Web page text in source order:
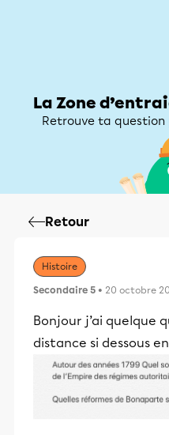
La Zone
Retrouve ta question
Retour
Histoire
Secondaire 5 • 20 octobre
Bonjour j’ai quelque
distance si dessous